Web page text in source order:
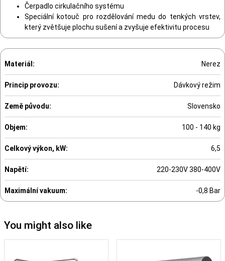
Čerpadlo cirkulačního systému
Speciální kotouč pro rozdělování medu do tenkých vrstev,
který zvětšuje plochu sušení a zvyšuje efektivitu procesu
Materiál: Nerez
Princip provozu: Dávkový režim
Země původu: Slovensko
Objem: 100 - 140 kg
Celkový výkon, kW: 6,5
Napětí: 220-230V 380-400V
Maximální vakuum: -0,8 Bar
You might also like